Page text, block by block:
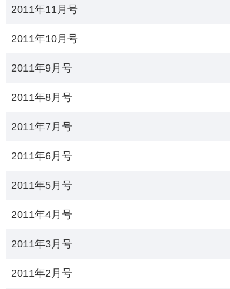
2011年11月号
2011年10月号
2011年9月号
2011年8月号
2011年7月号
2011年6月号
2011年5月号
2011年4月号
2011年3月号
2011年2月号